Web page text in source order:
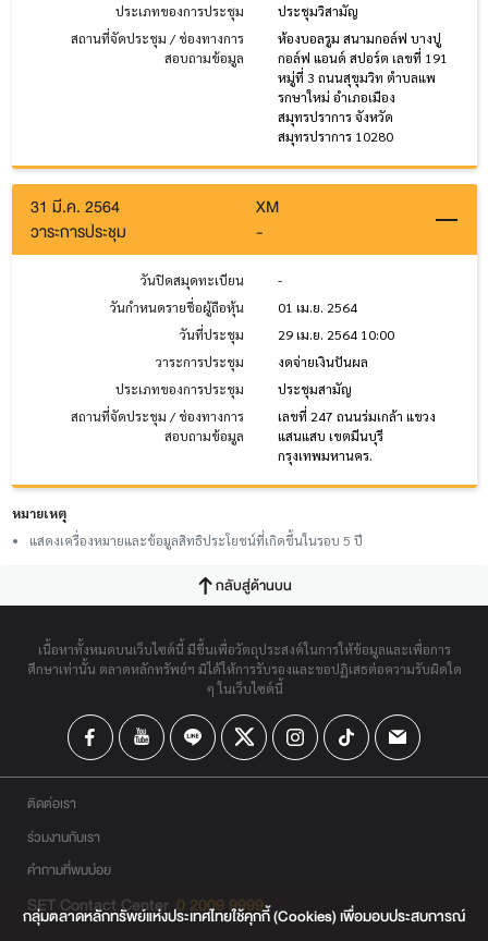
ประเภทของการประชุม
ประชุมวิสามัญ
สถานที่จัดประชุม / ช่องทางการ
สอบถามข้อมูล
ห้องบอลรูม สนามกอล์ฟ บางปู
กอล์ฟ แอนด์ สปอร์ต เลขที่ 191
หมู่ที่ 3 ถนนสุขุมวิท ตำบลแพ
รกษาใหม่ อำเภอเมือง
สมุทรปราการ จังหวัด
สมุทรปราการ 10280
31 มี.ค. 2564
XM
วาระการประชุม
-
วันปิดสมุดทะเบียน
-
วันกำหนดรายชื่อผู้ถือหุ้น
01 เม.ย. 2564
วันที่ประชุม
29 เม.ย. 2564 10:00
วาระการประชุม
งดจ่ายเงินปันผล
ประเภทของการประชุม
ประชุมสามัญ
สถานที่จัดประชุม / ช่องทางการ
สอบถามข้อมูล
เลขที่ 247 ถนนร่มเกล้า แขวง
แสนแสบ เขตมีนบุรี
กรุงเทพมหานคร.
หมายเหตุ
แสดงเครื่องหมายและข้อมูลสิทธิประโยชน์ที่เกิดขึ้นในรอบ 5 ปี
กลับสู่ด้านบน
เนื้อหาทั้งหมดบนเว็บไซต์นี้ มีขึ้นเพื่อวัตถุประสงค์ในการให้ข้อมูลและเพื่อการ
ศึกษาเท่านั้น ตลาดหลักทรัพย์ฯ มิได้ให้การรับรองและขอปฏิเสธต่อความรับผิดใด
ๆ ในเว็บไซต์นี้
ติดต่อเรา
ร่วมงานกับเรา
คำถามที่พบบ่อย
SET Contact Center 0 2009 9999
กลุ่มตลาดหลักทรัพย์แห่งประเทศไทยใช้คุกกี้ (Cookies) เพื่อมอบประสบการณ์